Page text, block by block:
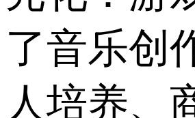
了音乐创
人培养、